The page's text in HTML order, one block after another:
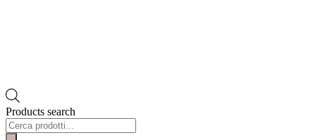
Products search